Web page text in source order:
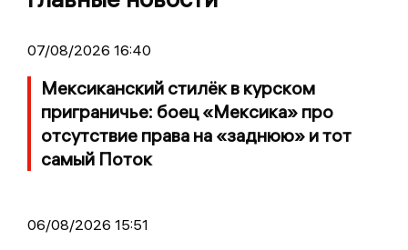
07/08/2026 16:40
Мексиканский стилёк в курском
приграничье: боец «Мексика» про
отсутствие права на «заднюю» и тот
самый Поток
06/08/2026 15:51